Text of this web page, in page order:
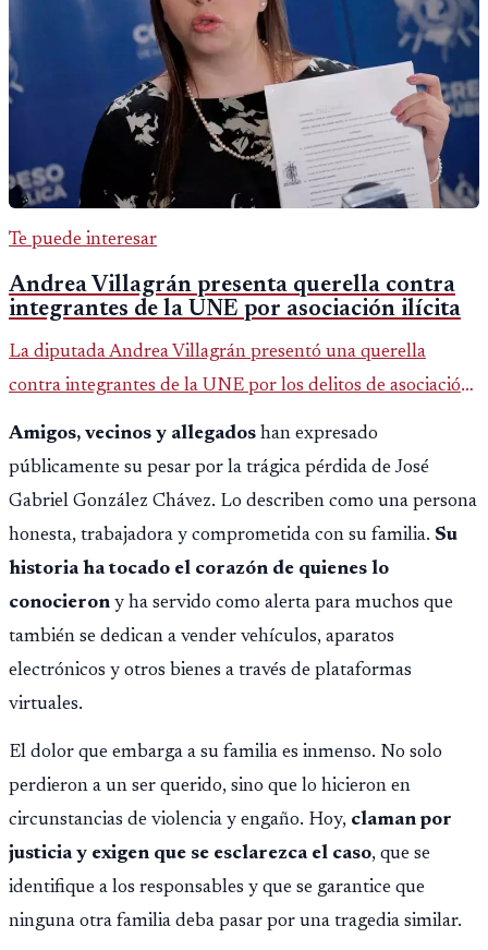
Te puede interesar
Andrea Villagrán presenta querella contra
integrantes de la UNE por asociación ilícita
La diputada Andrea Villagrán presentó una querella
contra integrantes de la UNE por los delitos de asociación
ilícita, terrorismo y sedición.
Amigos, vecinos y allegados han expresado
públicamente su pesar por la trágica pérdida de José
Gabriel González Chávez. Lo describen como una persona
honesta, trabajadora y comprometida con su familia. Su
historia ha tocado el corazón de quienes lo
conocieron y ha servido como alerta para muchos que
también se dedican a vender vehículos, aparatos
electrónicos y otros bienes a través de plataformas
virtuales.
El dolor que embarga a su familia es inmenso. No solo
perdieron a un ser querido, sino que lo hicieron en
circunstancias de violencia y engaño. Hoy, claman por
justicia y exigen que se esclarezca el caso, que se
identifique a los responsables y que se garantice que
ninguna otra familia deba pasar por una tragedia similar.